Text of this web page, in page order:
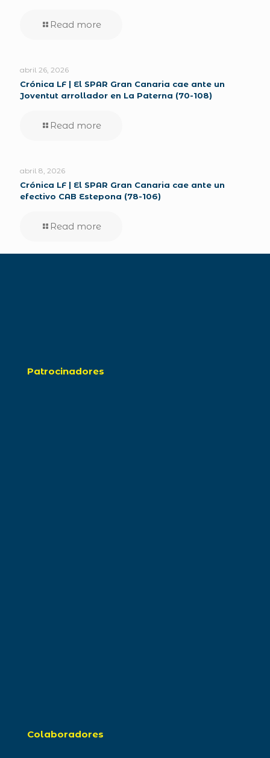
Read more
abril 26, 2026
Crónica LF | El SPAR Gran Canaria cae ante un
Joventut arrollador en La Paterna (70-108)
Read more
abril 8, 2026
Crónica LF | El SPAR Gran Canaria cae ante un
efectivo CAB Estepona (78-106)
Read more
Patrocinadores
Colaboradores